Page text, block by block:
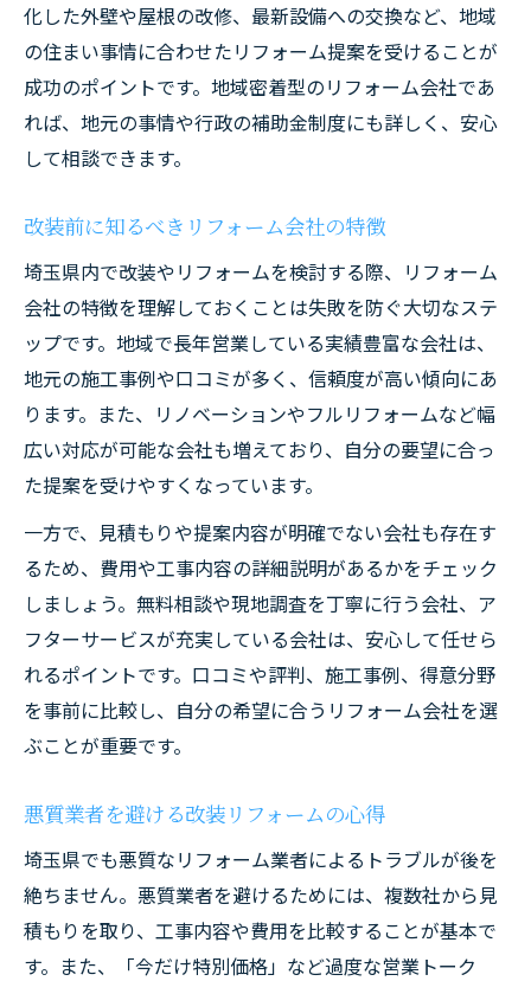
化した外壁や屋根の改修、最新設備への交換など、地域
の住まい事情に合わせたリフォーム提案を受けることが
成功のポイントです。地域密着型のリフォーム会社であ
れば、地元の事情や行政の補助金制度にも詳しく、安心
して相談できます。
改装前に知るべきリフォーム会社の特徴
埼玉県内で改装やリフォームを検討する際、リフォーム
会社の特徴を理解しておくことは失敗を防ぐ大切なステ
ップです。地域で長年営業している実績豊富な会社は、
地元の施工事例や口コミが多く、信頼度が高い傾向にあ
ります。また、リノベーションやフルリフォームなど幅
広い対応が可能な会社も増えており、自分の要望に合っ
た提案を受けやすくなっています。
一方で、見積もりや提案内容が明確でない会社も存在す
るため、費用や工事内容の詳細説明があるかをチェック
しましょう。無料相談や現地調査を丁寧に行う会社、ア
フターサービスが充実している会社は、安心して任せら
れるポイントです。口コミや評判、施工事例、得意分野
を事前に比較し、自分の希望に合うリフォーム会社を選
ぶことが重要です。
悪質業者を避ける改装リフォームの心得
埼玉県でも悪質なリフォーム業者によるトラブルが後を
絶ちません。悪質業者を避けるためには、複数社から見
積もりを取り、工事内容や費用を比較することが基本で
す。また、「今だけ特別価格」など過度な営業トーク